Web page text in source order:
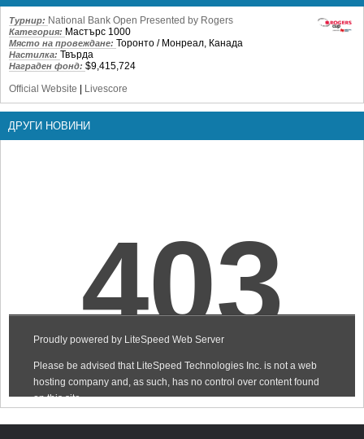
Турнир: National Bank Open Presented by Rogers
Категория: Мастърс 1000
Място на провеждане: Торонто / Монреал, Канада
Настилка: Твърда
Награден фонд: $9,415,724
Official Website
Livescore
ДРУГИ НОВИНИ